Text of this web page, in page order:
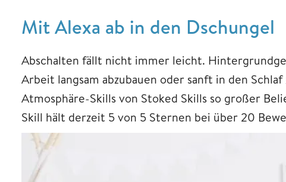
Mit Alexa ab in den Dschungel
Abschalten fällt nicht immer leicht.
Arbeit langsam abzubauen oder sanft in den
Atmosphäre-Skills von Stoked Skills so großer
Skill hält derzeit 5 von 5 Sternen bei über 20